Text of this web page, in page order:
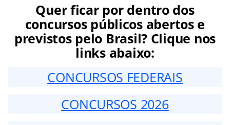
Quer ficar por dentro dos
concursos públicos abertos e
previstos pelo Brasil? Clique nos
links abaixo:
CONCURSOS FEDERAIS
CONCURSOS 2026